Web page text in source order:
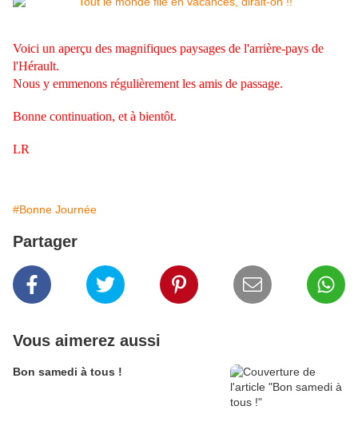
Voici un aperçu des magnifiques paysages de l'arrière-pays de
l'Hérault.
Nous y emmenons régulièrement les amis de passage.
Bonne continuation, et à bientôt.
LR
#Bonne Journée
Partager
Vous aimerez aussi
Bon samedi à tous !